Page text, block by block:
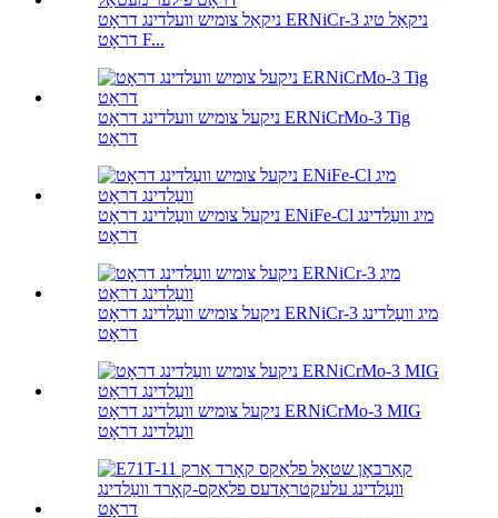
ניקאַל צומיש וועלדינג דראָט ERNiCr-3 ניקאַל טיג
דראָט F...
ניקעל צומיש וועלדינג דראָט ERNiCrMo-3 Tig
דראָט
ניקעל צומיש וועַלדינג דראָט ENiFe-Cl מיג וועַלדינג
דראָט
ניקעל צומיש וועַלדינג דראָט ERNiCr-3 מיג וועַלדינג
דראָט
ניקעל צומיש וועַלדינג דראָט ERNiCrMo-3 MIG
וועַלדינג דראָט